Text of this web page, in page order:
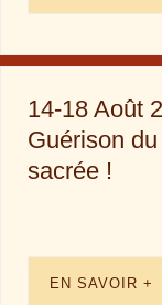
14-18 Août
Guérison
sacrée !
EN SAVOIR +